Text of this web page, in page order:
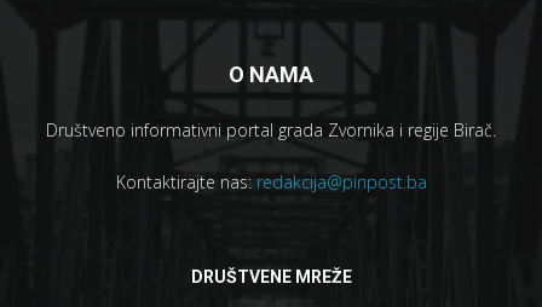
O NAMA
Društveno informativni portal grada Zvornika i regije Birač.
Kontaktirajte nas: redakcija@pinpost.ba
DRUŠTVENE MREŽE